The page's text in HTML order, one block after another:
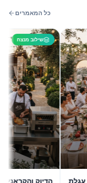
כל המאמרים
שילוב מנצח
הדיוק והקראנץ':